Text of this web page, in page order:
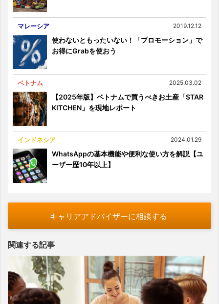
マレーシア 2019.12.12
使わないともったいない！「プロモーション」で
お得にGrabを使おう
ベトナム 2025.03.02
【2025年版】ベトナムで買うべきお土産「STAR
KITCHEN」を現地レポート
インドネシア 2024.01.29
WhatsAppの基本機能や便利な使い方を解説【ユ
ーザー歴10年以上】
キャリアアドバイザーに相談する
関連する記事